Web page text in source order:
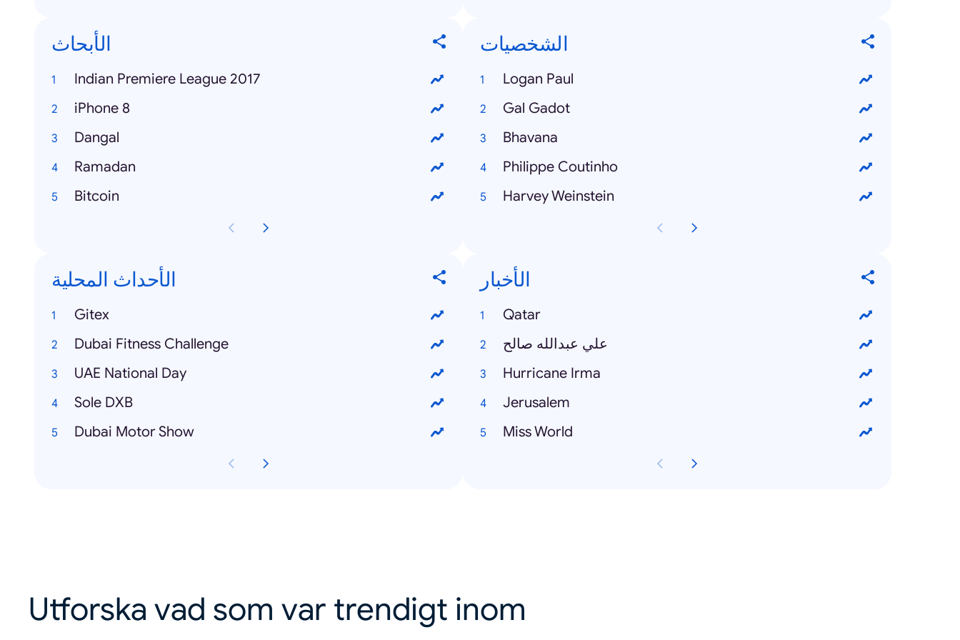
الأبحاث
Indian Premiere League 2017
iPhone 8
Dangal
Ramadan
Bitcoin
الشخصيات
Logan Paul
Gal Gadot
Bhavana
Philippe Coutinho
Harvey Weinstein
الأحداث المحلية
Gitex
Dubai Fitness Challenge
UAE National Day
Sole DXB
Dubai Motor Show
الأخبار
Qatar
علي عبدالله صالح
Hurricane Irma
Jerusalem
Miss World
Utforska vad som var trendigt inom